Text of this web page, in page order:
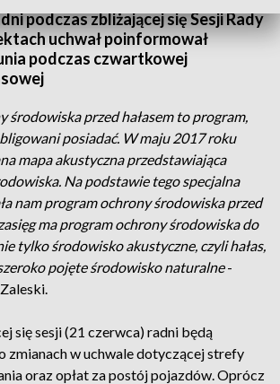
podczas zbliżającej się Sesji Rady
uchwał poinformował
podczas czwartkowej
środowiska przed hałasem to program,
posiadać. W maju 2017 roku
mapa akustyczna przedstawiająca
Na podstawie tego specjalna
nam program ochrony środowiska przed
ma program ochrony środowiska do
tylko środowisko akustyczne, czyli hałas,
pojęte środowisko naturalne-
się sesji (21 czerwca) radni będą
zmianach w uchwale dotyczącej strefy
oraz opłat za postój pojazdów. Oprócz